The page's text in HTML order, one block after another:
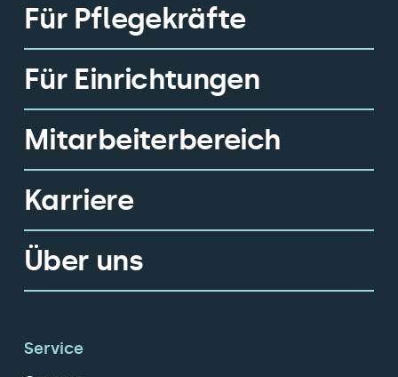
Für Pflegekräfte
Für Einrichtungen
Mitarbeiterbereich
Karriere
Über uns
Service